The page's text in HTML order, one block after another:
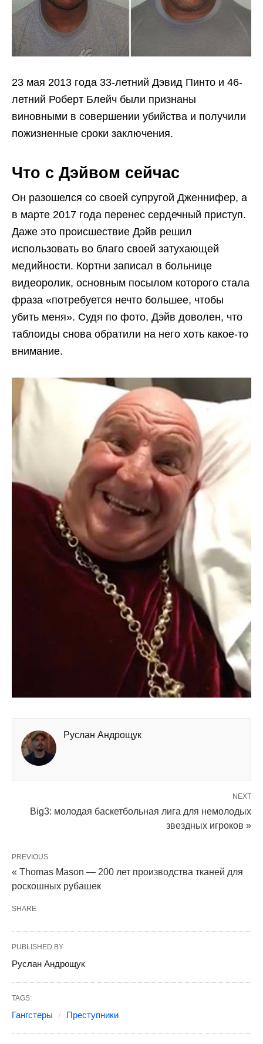
23 мая 2013 года 33-летний Дэвид Пинто и 46-
летний Роберт Блейч были признаны
виновными в совершении убийства и получили
пожизненные сроки заключения.
Что с Дэйвом сейчас
Он разошелся со своей супругой Дженнифер, а
в марте 2017 года перенес сердечный приступ.
Даже это происшествие Дэйв решил
использовать во благо своей затухающей
медийности. Кортни записал в больнице
видеоролик, основным посылом которого стала
фраза «потребуется нечто большее, чтобы
убить меня». Судя по фото, Дэйв доволен, что
таблоиды снова обратили на него хоть какое-то
внимание.
Руслан Андрощук
NEXT
Big3: молодая баскетбольная лига для немолодых
звездных игроков »
PREVIOUS
« Thomas Mason — 200 лет производства тканей для
роскошных рубашек
SHARE
PUBLISHED BY
Руслан Андрощук
TAGS:
Гангстеры Преступники